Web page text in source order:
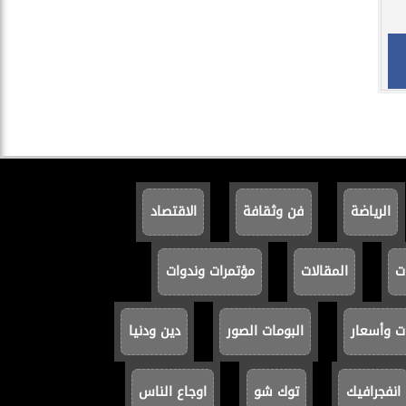
الرياضة فن وثقافة الاقتصاد
المقالات مؤتمرات وندوات
وأسعار البومات الصور دين ودنيا
انفجرافيك توك شو اوجاع الناس